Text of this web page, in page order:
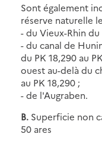
Sont également
réserve naturelle
- du Vieux-Rhin du
- du canal de
du PK 18,290 au
ouest au-delà du
au PK 18,290 ;
- de l'Augraben.
B. Superficie non
50 ares